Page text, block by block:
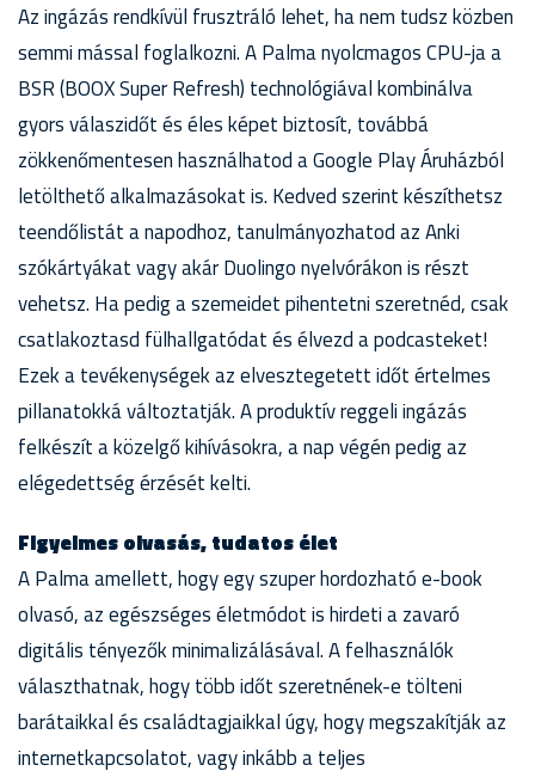
Az ingázás rendkívül frusztráló lehet, ha nem tudsz közben
semmi mással foglalkozni. A Palma nyolcmagos CPU-ja a
BSR (BOOX Super Refresh) technológiával kombinálva
gyors válaszidőt és éles képet biztosít, továbbá
zökkenőmentesen használhatod a Google Play Áruházból
letölthető alkalmazásokat is. Kedved szerint készíthetsz
teendőlistát a napodhoz, tanulmányozhatod az Anki
szókártyákat vagy akár Duolingo nyelvórákon is részt
vehetsz. Ha pedig a szemeidet pihentetni szeretnéd, csak
csatlakoztasd fülhallgatódat és élvezd a podcasteket!
Ezek a tevékenységek az elvesztegetett időt értelmes
pillanatokká változtatják. A produktív reggeli ingázás
felkészít a közelgő kihívásokra, a nap végén pedig az
elégedettség érzését kelti.
Figyelmes olvasás, tudatos élet
A Palma amellett, hogy egy szuper hordozható e-book
olvasó, az egészséges életmódot is hirdeti a zavaró
digitális tényezők minimalizálásával. A felhasználók
választhatnak, hogy több időt szeretnének-e tölteni
barátaikkal és családtagjaikkal úgy, hogy megszakítják az
internetkapcsolatot, vagy inkább a teljes